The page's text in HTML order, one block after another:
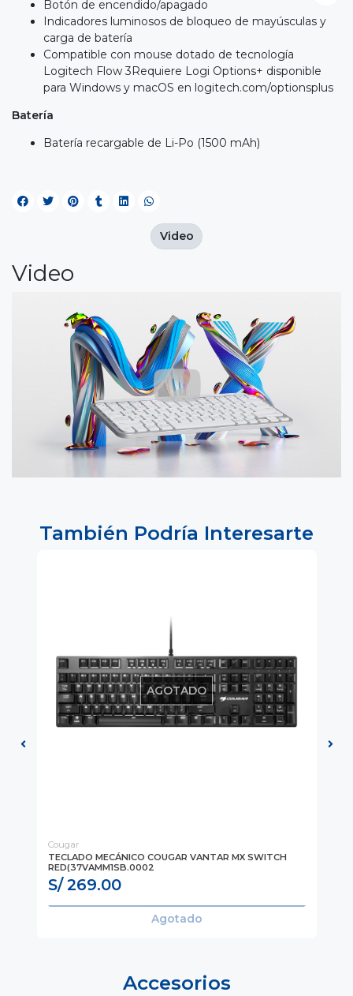
Botón de encendido/apagado
Indicadores luminosos de bloqueo de mayúsculas y
carga de batería
Compatible con mouse dotado de tecnología
Logitech Flow 3Requiere Logi Options+ disponible
para Windows y macOS en logitech.com/optionsplus
Batería
Batería recargable de Li-Po (1500 mAh)
Video
Video
También Podría Interesarte
AGOTADO
Cougar
TECLADO MECÁNICO COUGAR VANTAR MX SWITCH
RED(37VAMM1SB.0002
S/ 269.00
Agotado
Accesorios